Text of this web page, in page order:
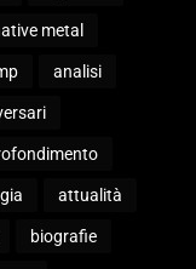
metal
analisi
attualità
biografie